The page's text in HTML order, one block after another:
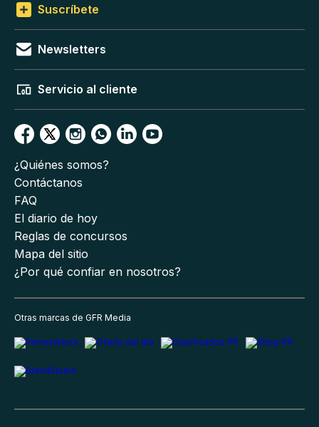
Suscríbete
Newsletters
Servicio al cliente
¿Quiénes somos?
Contáctanos
FAQ
El diario de hoy
Reglas de concursos
Mapa del sitio
¿Por qué confiar en nosotros?
Otras marcas de GFR Media